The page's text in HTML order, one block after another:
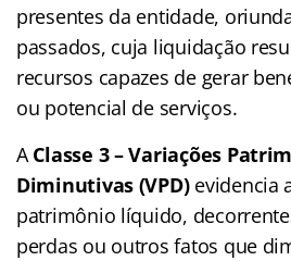
presentes da entidade,
passados, cuja liquidação
recursos capazes de gerar
ou potencial de serviços.
AClasse 3 – Variações
Diminutivas (VPD)evidencia
patrimônio líquido,
perdas ou outros fatos que